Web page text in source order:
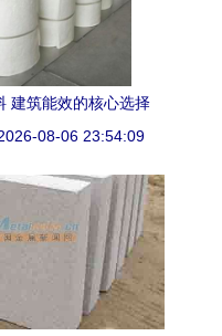
建筑能效的核心选择
08-06 23:54:09